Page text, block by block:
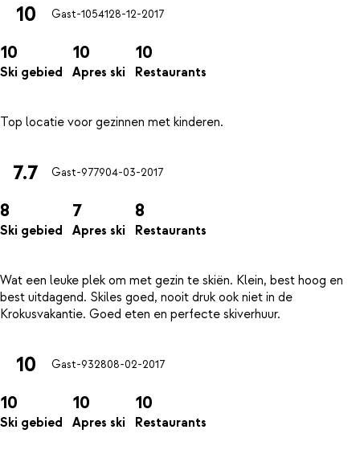
10 Gast-1054128-12-2017
10
Ski gebied
10
Apres ski
10
Restaurants
7.7 Gast-977904-03-2017
8
Ski gebied
7
Apres ski
8
Restaurants
Wat een leuke plek om met gezin te skiën. Klein, best hoog en
best uitdagend. Skiles goed, nooit druk ook niet in de
10 Gast-932808-02-2017
10
Ski gebied
10
Apres ski
10
Restaurants